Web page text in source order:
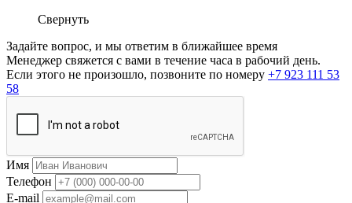
Свернуть
Задайте вопрос, и мы ответим в ближайшее время
Менеджер свяжется с вами в течение часа в рабочий день.
Если этого не произошло, позвоните по номеру +7 923 111 53
58
Имя
Телефон
E-mail